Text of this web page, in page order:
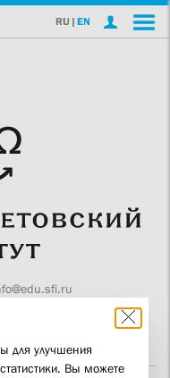
RU | EN
для улучшения
Вы можете